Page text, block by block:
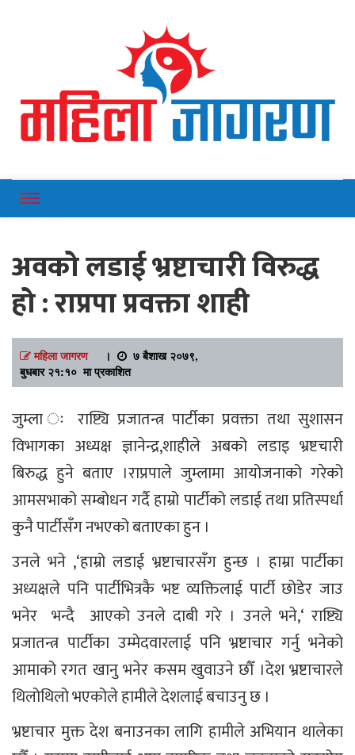
Mahilajagaran
अवको लडाई भ्रष्टाचारी विरुद्ध
हो : राप्रपा प्रवक्ता शाही
महिला जागरण।
७ बैशाख २०७९,
बुधबार २१:१० मा प्रकाशित
जुम्ला ः राष्ट्यि प्रजातन्त्र पार्टीका प्रवक्ता तथा सुशासन
विभागका अध्यक्ष ज्ञानेन्द्र,शाहीले अबको लडाइ भ्रष्टचारी
बिरुद्ध हुने बताए ।राप्रपाले जुम्लामा आयोजनाको गरेको
आमसभाको सम्बोधन गर्दै हाम्रो पार्टीको लडाई तथा प्रतिस्पर्धा
कुनै पार्टीसँग नभएको बताएका हुन ।
उनले भने ,‘हाम्रो लडाई भ्रष्टाचारसँग हुन्छ । हाम्रा पार्टीका
अध्यक्षले पनि पार्टीभित्रकै भष्ट व्यक्तिलाई पार्टी छोडेर जाउ
भनेर भन्दै आएकाे उनले दाबी गरे । उनले भने,‘ राष्ट्यि
प्रजातन्त्र पार्टीका उम्मेदवारलाई पनि भ्रष्टाचार गर्नु भनेको
आमाको रगत खानु भनेर कसम खुवाउने छौँ ।देश भ्रष्टाचारले
थिलोथिलो भएकोले हामीले देशलाई बचाउनु छ ।
भ्रष्टाचार मुक्त देश बनाउनका लागि हामीले अभियान थालेका